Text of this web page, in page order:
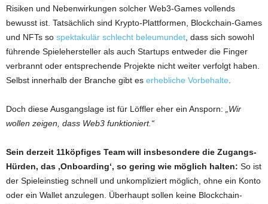
Risiken und Nebenwirkungen solcher Web3-Games vollends
bewusst ist. Tatsächlich sind Krypto-Plattformen, Blockchain-Games
und NFTs so spektakulär schlecht beleumundet, dass sich sowohl
führende Spielehersteller als auch Startups entweder die Finger
verbrannt oder entsprechende Projekte nicht weiter verfolgt haben.
Selbst innerhalb der Branche gibt es erhebliche Vorbehalte.
Doch diese Ausgangslage ist für Löffler eher ein Ansporn: „Wir
wollen zeigen, dass Web3 funktioniert.“
Sein derzeit 11köpfiges Team will insbesondere die Zugangs-
Hürden, das ‚Onboarding‘, so gering wie möglich halten: So ist
der Spieleinstieg schnell und unkompliziert möglich, ohne ein Konto
oder ein Wallet anzulegen. Überhaupt sollen keine Blockchain-